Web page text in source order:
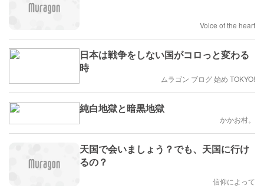
Voice of the heart
日本は戦争をしない国がコロっと変わる
時
ムラゴン ブログ 始め TOKYO!
純白地獄と暗黒地獄
かかお村。
天国で会いましょう？でも、天国に行け
るの？
信仰によって